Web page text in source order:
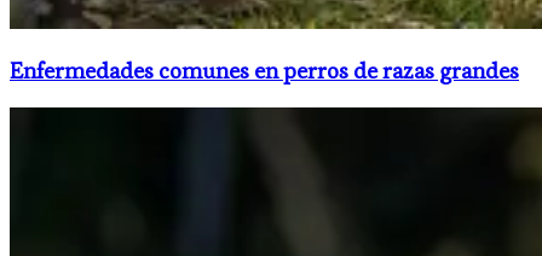
Enfermedades comunes en perros de razas grandes